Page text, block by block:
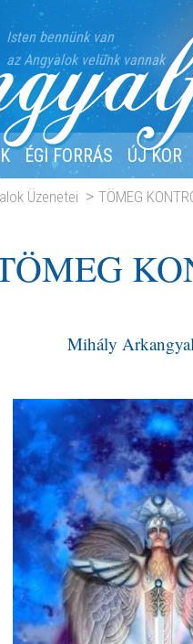
Isten bennünk van
az Angyalok velünk vannak
ÉGI FORRÁS ÚJ KOR
Üzenetei TÖMEG
Mihály